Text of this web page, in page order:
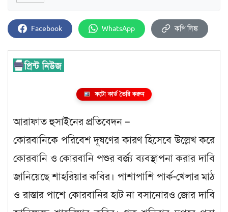
Facebook WhatsApp কপি লিঙ্ক
ফটো কার্ড তৈরি করুন
আরাফাত হুসাইনের প্রতিবেদন –
কোরবানিকে পরিবেশ দূষণের কারণ হিসেবে উল্লেখ করে
কোরবানি ও কোরবানি পশুর বর্জ্য ব্যবস্থাপনা করার দাবি
জানিয়েছে শাহরিয়ার কবির। পাশাপাশি পার্ক-খেলার মাঠ
ও রাস্তার পাশে কোরবানির হাট না বসানোরও জোর দাবি